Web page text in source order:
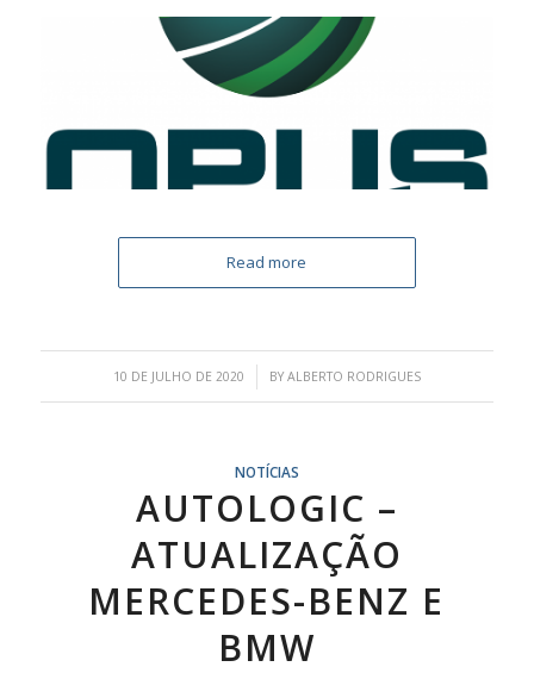
Read more
10 DE JULHO DE 2020
/ BY ALBERTO RODRIGUES
NOTÍCIAS
AUTOLOGIC –
ATUALIZAÇÃO
MERCEDES-BENZ E
BMW